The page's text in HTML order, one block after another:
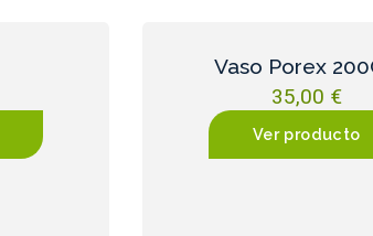
Vaso Porex
35,00 €
Ver producto